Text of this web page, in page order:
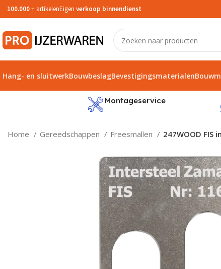
100.000+ artikelenEigen verkoop binnendienst
Hang- en sluitwerkBouwbeslagBevestigingsmaterialen
Montageservice
Home Gereedschappen Freesmallen 247WOOD FIS